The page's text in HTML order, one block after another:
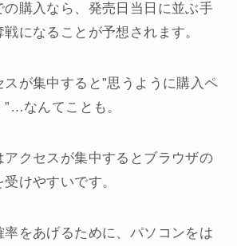
の購入なら、発売日当日に並ぶ手
になることが予想されます。
が集中すると”思うように購入ペ
なんてことも。
アクセスが集中するとブラウザの
けやすいです。
率をあげるために、パソコンをは